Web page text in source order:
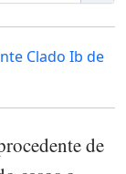
Clado Ib de
de